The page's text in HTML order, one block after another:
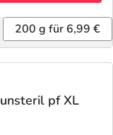
200 g für 6,99 €
pf XL